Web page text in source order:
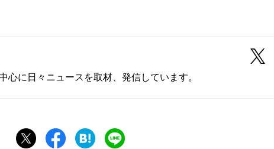
心に日々ニュースを取材、発信しています。